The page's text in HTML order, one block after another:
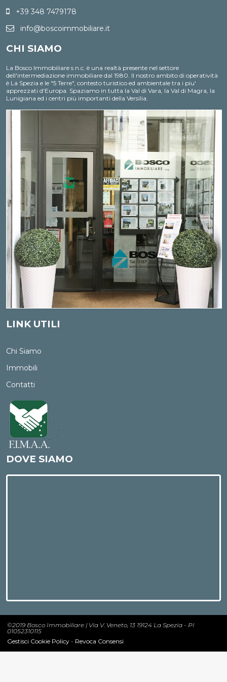
cancellazione, ecc.);
dei dipendenti dell'Agenzia e/o dei collaboratori: esterni
incaricati dalla nostra Agenzia di espletare, nel rispetto
pubblici registri (Conservatoria dei Registri Immobiliari,
Catasto, ecc.) ;
dei commercialisti e dei revisori contabili ed a consulenti
del lavoro, nonché ad istituti bancari e finanziari o altri
soggetti dei quali l'Agenzia si serve ed ai quali il
trasferimento dei dati risulti necessario per
l'adempimento degli obblighi amministrativi, contabili e
gestionali legati all'ordinario svolgimento della nostra
attività economica e per lo svolgimento dell'attività della
nostra Agenzia in relazione all'assolvimento, da parte
nostra, delle obbligazioni contrattuali assunte nei Suoi
I dati potranno essere comunicati, ove necessario, a
Agenzie di recupero crediti e soggetti iscritti nell'albo
degli avvocati o a enti pubblici per informazioni richieste
dagli stessi o da soggetti all'uopo incaricati da questi
ultimi per l'ottenimento di finanziamenti pubblici;
Il Titolare del trattamento è "Bosco Immobiliare".
Ai sensi dell'art.7 del suddetto D.Lgs.196/2003, Lei ha il
diritto di conoscere, in ogni momento, quali sono i Suoi
dati presso la nostra Agenzia rivolgendosi, direttamente o
per il tramite di un suo delegato, al Titolare del
trattamento; ha inoltre il diritto di farli aggiornare,
integrare, rettificare o cancellare, di chiederne il blocco e
di opporsi al loro trattamento. Più precisamente, la
cancellazione e il blocco riguardano i dati trattati in
violazione di legge. Per l'integrazione occorre vantare un
interesse. L'opposizione può essere sempre esercitata nei
riguardi del materiale commerciale pubblicitario, della
vendita diretta o delle ricerche di mercato; negli altri casi,
l'opposizione presuppone un motivo legittimo.
+39 348 7479178
info@boscoimmobiliare.it
CHI SIAMO
La Bosco Immobiliare s.n.c. è una realtà presente nel settore
dell'intermediazione immobiliare dal 1980. Il nostro ambito di operatività
è La Spezia e le "5 Terre", contesto turistico ed ambientale tra i piu'
apprezzati d'Europa. Spaziamo in tutta la Val di Vara, la Val di Magra, la
Lunigiana ed i centri più importanti della Versilia.
LINK UTILI
Chi Siamo
Immobili
Contatti
DOVE SIAMO
©2019 Bosco Immobiliare | Via V. Veneto, 13 19124 La Spezia - PI
01052310115
Gestisci Cookie Policy - Revoca Consensi